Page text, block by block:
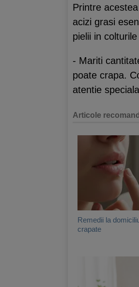
Printre
acizi grasi
pielii in
- Mariti
poate crapa.
atentie
Articole
Remedii la
crapate